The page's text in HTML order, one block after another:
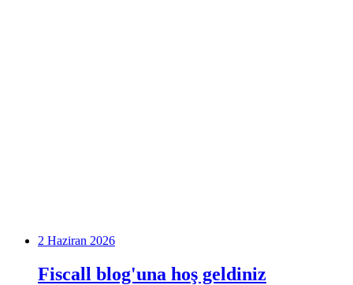
2 Haziran 2026
Fiscall blog'una hoş geldiniz